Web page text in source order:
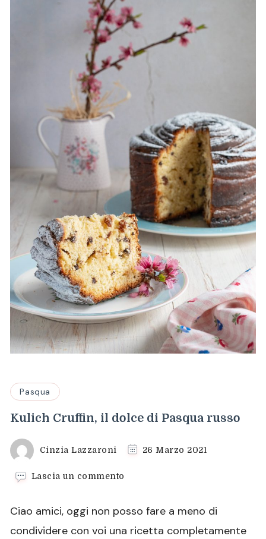
Pasqua
Kulich Cruffin, il dolce di Pasqua russo
Cinzia Lazzaroni 26 Marzo 2021
Lascia un commento
il
dolce
Ciao amici, oggi non posso fare a meno di
condividere con voi una ricetta completamente